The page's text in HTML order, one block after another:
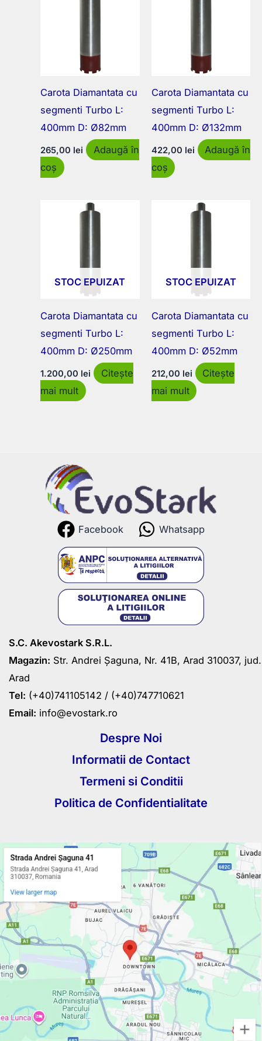
Carota Diamantata cu
segmenti Turbo L:
400mm D: Ø82mm
265,00 lei
Adaugă în
coș
Carota Diamantata cu
segmenti Turbo L:
400mm D: Ø132mm
422,00 lei
Adaugă în
coș
STOC EPUIZAT
Carota Diamantata cu
segmenti Turbo L:
400mm D: Ø250mm
1.200,00 lei
Citește
mai mult
STOC EPUIZAT
Carota Diamantata cu
segmenti Turbo L:
400mm D: Ø52mm
212,00 lei
Citește
mai mult
Facebook Whatsapp
S.C. Akevostark S.R.L.
Magazin: Str. Andrei Șaguna, Nr. 41B, Arad 310037, jud.
Arad
Tel: (+40)741105142 / (+40)747710621
Email: info@evostark.ro
Despre Noi
Informatii de Contact
Termeni si Conditii
Politica de Confidentialitate